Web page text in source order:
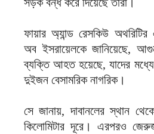
ফায়ার অ্যান্ড রেসকিউ
অব ইসরায়েলকে জানিয়েছে,
ব্যক্তি আহত হয়েছে, যাদের
দুইজন বেসামরিক নাগরিক।
সে জানায়, দাবানলের স্থান
কিলোমিটার দূরে। এরপরও